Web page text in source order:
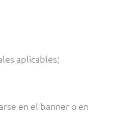
aplicables;
en el banner o en